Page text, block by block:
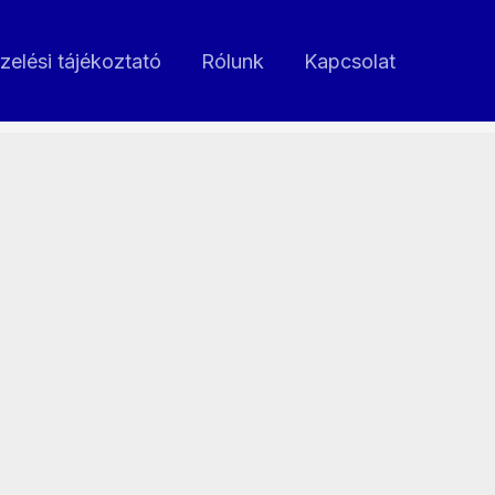
tájékoztató Rólunk Kapcsolat